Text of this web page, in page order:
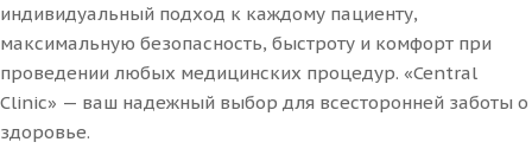
индивидуальный подход к каждому пациенту,
максимальную безопасность, быстроту и комфорт при
проведении любых медицинских процедур. «Central
Clinic» — ваш надежный выбор для всесторонней заботы о
здоровье.